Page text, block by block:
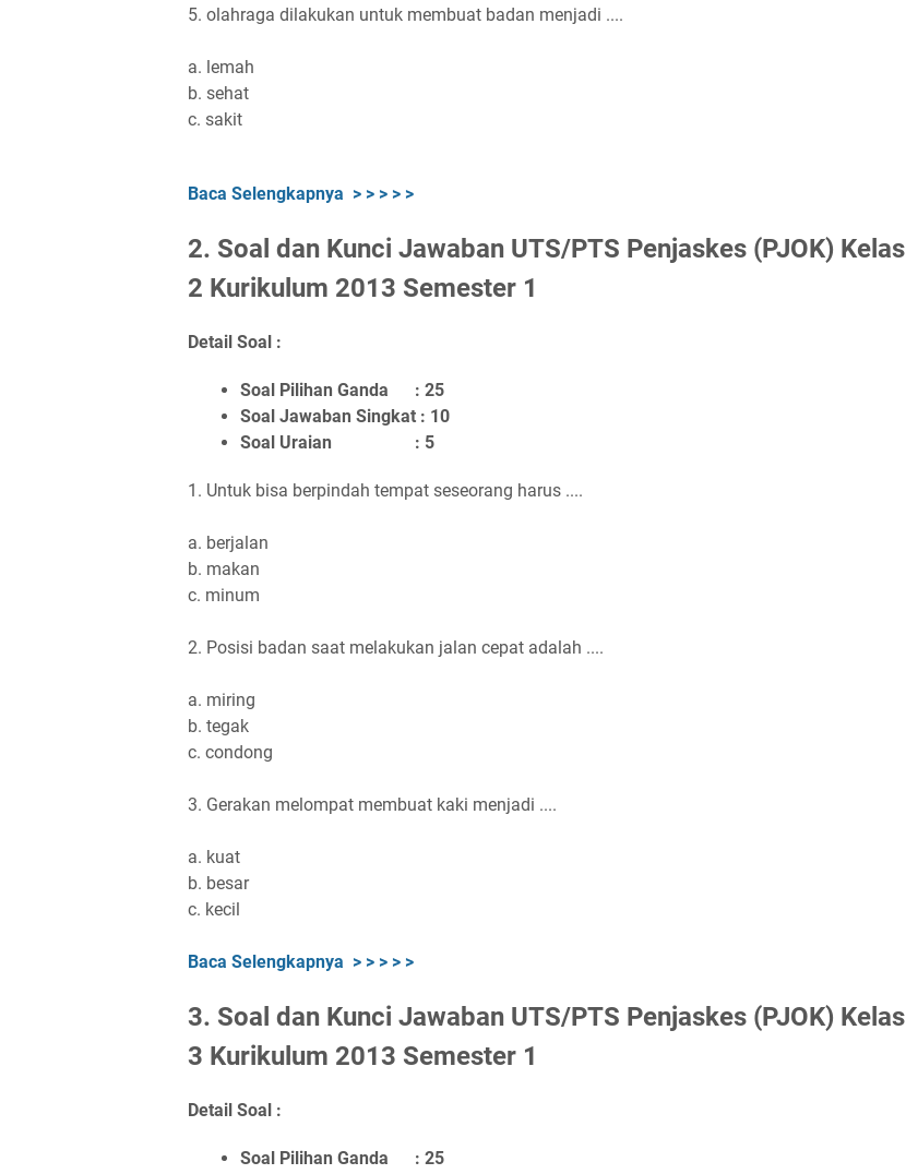
5. olahraga dilakukan untuk membuat badan menjadi ....
a. lemah
b. sehat
c. sakit
Baca Selengkapnya > > > > >
2. Soal dan Kunci Jawaban UTS/PTS Penjaskes (PJOK) Kelas
2 Kurikulum 2013 Semester 1
Detail Soal :
Soal Pilihan Ganda : 25
Soal Jawaban Singkat : 10
Soal Uraian : 5
1. Untuk bisa berpindah tempat seseorang harus ....
a. berjalan
b. makan
c. minum
2. Posisi badan saat melakukan jalan cepat adalah ....
a. miring
b. tegak
c. condong
3. Gerakan melompat membuat kaki menjadi ....
a. kuat
b. besar
c. kecil
Baca Selengkapnya > > > > >
3. Soal dan Kunci Jawaban UTS/PTS Penjaskes (PJOK) Kelas
3 Kurikulum 2013 Semester 1
Detail Soal :
Soal Pilihan Ganda : 25